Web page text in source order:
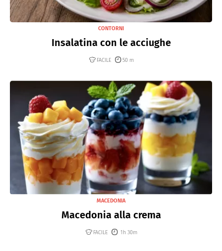
CONTORNI
Insalatina con le acciughe
FACILE 50 m
MACEDONIA
Macedonia alla crema
FACILE 1h 30m